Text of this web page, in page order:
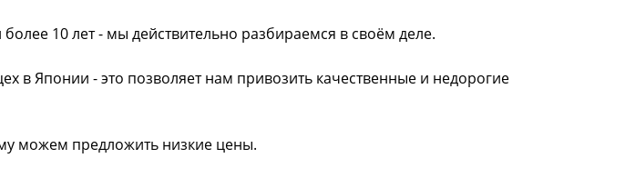
10 лет - мы действительно разбираемся в своём деле.
в Японии - это позволяет нам привозить качественные и недорогие
можем предложить низкие цены.